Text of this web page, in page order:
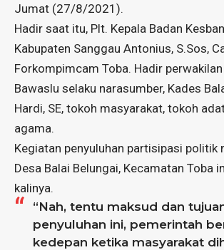
Jumat (27/8/2021).
Hadir saat itu, Plt. Kepala Badan
Kabupaten Sanggau Antonius, S.Sos,
Forkompimcam Toba. Hadir
Bawaslu selaku narasumber, Kades
Hardi, SE, tokoh masyarakat, tokoh
agama.
Kegiatan penyuluhan partisipasi politik
Desa Balai Belungai, Kecamatan Toba
kalinya.
“Nah, tentu maksud dan
penyuluhan ini, pemerintah
kedepan ketika masyarakat